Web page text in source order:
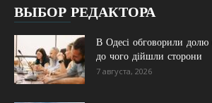
ВЫБОР РЕДАКТОРА
В Одесі обговорили долю
до чого дійшли сторони
7 августа, 2026